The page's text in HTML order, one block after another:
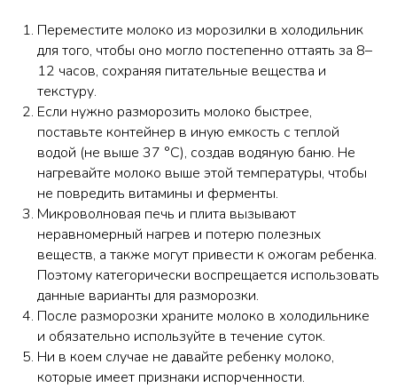
Переместите молоко из морозилки в холодильник
для того, чтобы оно могло постепенно оттаять за 8–
12 часов, сохраняя питательные вещества и
текстуру.
Если нужно разморозить молоко быстрее,
поставьте контейнер в иную емкость с теплой
водой (не выше 37 °C), создав водяную баню. Не
нагревайте молоко выше этой температуры, чтобы
не повредить витамины и ферменты.
Микроволновая печь и плита вызывают
неравномерный нагрев и потерю полезных
веществ, а также могут привести к ожогам ребенка.
Поэтому категорически воспрещается использовать
данные варианты для разморозки.
После разморозки храните молоко в холодильнике
и обязательно используйте в течение суток.
Ни в коем случае не давайте ребенку молоко,
которые имеет признаки испорченности.